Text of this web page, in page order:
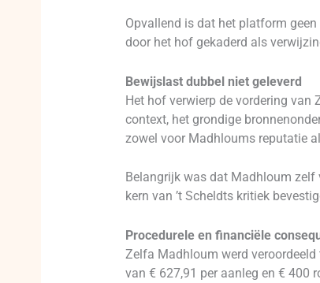
Opvallend is dat het platform
door het hof gekaderd als
Bewijslast dubbel niet geleverd
Het hof verwierp de vordering van
context, het grondige
zowel voor Madhloums reputatie
Belangrijk was dat Madhloum
kern van ’t Scheldts kritiek
Procedurele en financiële
Zelfa Madhloum werd
van € 627,91 per aanleg en € 400